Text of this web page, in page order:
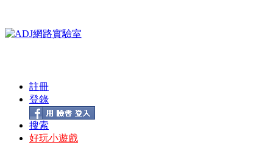
註冊
登錄
搜索
好玩小遊戲